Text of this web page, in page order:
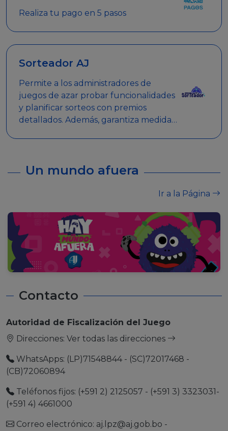
Realiza tu pago en 5 pasos
Sorteador AJ
Permite a los administradores de
juegos de azar probar funcionalidades
y planificar sorteos con premios
detallados. Además, garantiza medidas
Un mundo afuera
Ir a la Página
Contacto
Autoridad de Fiscalización del Juego
Direcciones: Ver todas las direcciones
WhatsApps: (LP)71548844 - (SC)72017468 -
(CB)72060894
Teléfonos fijos: (+591 2) 2125057 - (+591 3) 3323031-
(+591 4) 4661000
Correo electrónico: aj.lpz@aj.gob.bo -